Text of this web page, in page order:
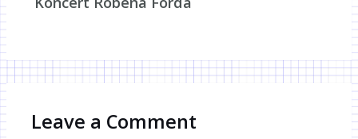
Leave a Comment